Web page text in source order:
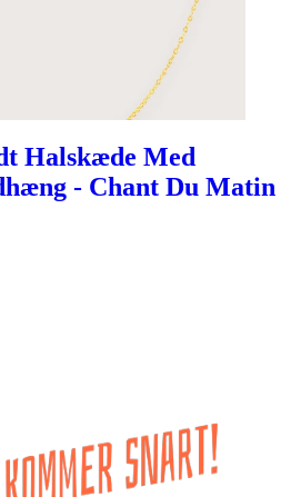
Halskæde Med
- Chant Du Matin